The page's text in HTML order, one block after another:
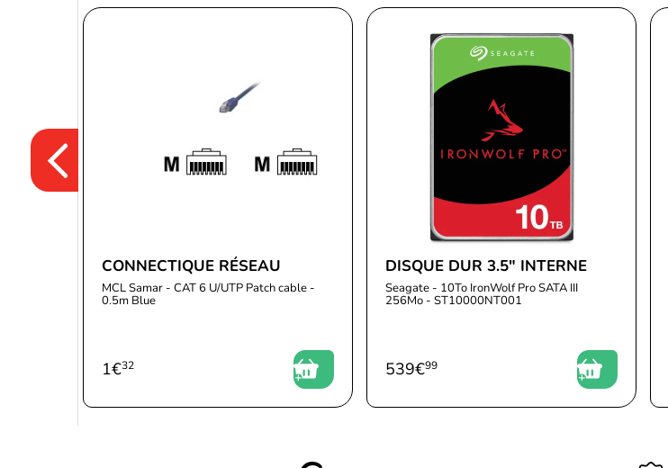
CONNECTIQUE RÉSEAU
MCL Samar - CAT 6 U/UTP Patch cable -
0.5m Blue
1€32
DISQUE DUR 3.5" INTERNE
Seagate - 10To IronWolf Pro SATA III
256Mo - ST10000NT001
539€99